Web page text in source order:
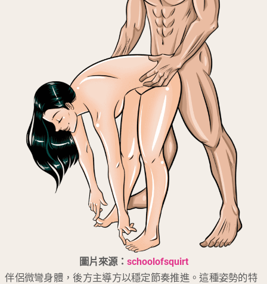
圖片來源： schoolofsquirt
伴侶微彎身體，後方主導方以穩定節奏推進。這種姿勢的特